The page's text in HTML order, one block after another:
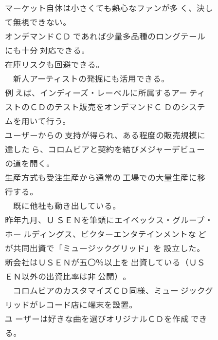
マーケット自体は小さくても熱心なファンが多 く、決し
て無視できない。
オンデマンドＣＤ であれば少量多品種のロングテール
にも十分 対応できる。
在庫リスクも回避できる。
新人アーティストの発掘にも活用できる。
例 えば、インディーズ・レーベルに所属するアー ティ
ストのＣＤのテスト販売をオンデマンドＣ Ｄのシステ
ムを用いて行う。
ユーザーからの 支持が得られ、ある程度の販売規模に
達した ら、コロムビアと契約を結びメジャーデビュー
の道を開く。
生産方式も受注生産から通常の 工場での大量生産に移
行する。
既に他社も動き出している。
昨年九月、Ｕ ＳＥＮを筆頭にエイベックス・グループ・
ホー ルディングス、ビクターエンタテインメントな ど
が共同出資で「ミュージックグリッド」を 設立した。
新会社はＵＳＥＮが五〇％以上を 出資している（ＵＳ
ＥＮ以外の出資比率は非 公開）。
コロムビアのカスタマイズＣＤ同様、ミュー ジックグ
リッドがレコード店に端末を設置。
ユ ーザーは好きな曲を選びオリジナルＣＤを作成 でき
る。